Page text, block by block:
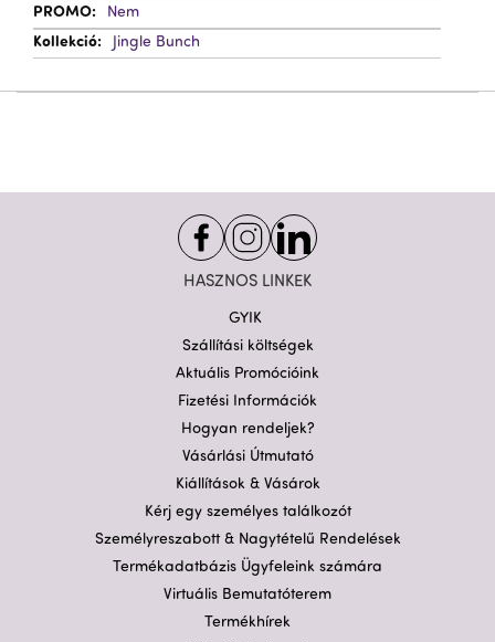
Nem
Jingle Bunch
HASZNOS LINKEK
GYIK
Szállítási költségek
Aktuális Promócióink
Fizetési Információk
Hogyan rendeljek?
Vásárlási Útmutató
Kiállítások & Vásárok
Kérj egy személyes találkozót
Személyreszabott & Nagytételű Rendelések
Termékadatbázis Ügyfeleink számára
Virtuális Bemutatóterem
Termékhírek